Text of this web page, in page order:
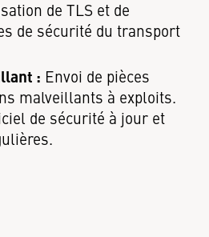
de TLS et de
de sécurité du transport
: Envoi de pièces
malveillants à exploits.
de sécurité à jour et